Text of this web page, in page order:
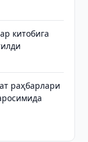
китобига
раҳбарлари